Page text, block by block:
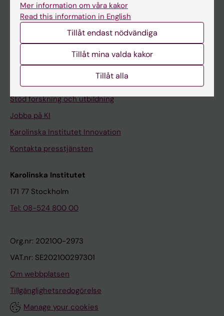
Medarbetare
Medarbetarportalen
Kontakta och besök KI
Universitetsbiblioteket
Stöd forskning och utbildning
Jobba på KI
Karolinska Institutet Innovation
Kontakta presstjänsten
Karolinska Institutet
171 77 Stockholm
Tel: 08-524 800 00
Org.nr: 202100-2973
VAT.nr: SE202100297301
Om webbplatsen
Tillgänglighetsredogörelse
Manage your cookies
Mer information om våra kakor
Read this information in English
Tillåt endast nödvändiga
Tillåt mina valda kakor
Tillåt alla